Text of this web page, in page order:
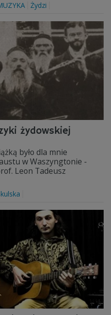
Żydzi
żydowskiej
było dla mnie
w Waszyngtonie -
Leon Tadeusz